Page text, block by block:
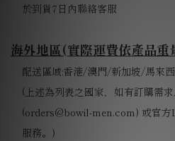
於到貨7 日內聯絡客服
海外地區(實際運費依產品重
配送區域:香港/澳門/新加坡/馬來
( 上述為列表之國家，如有訂購需
(orders@bowil-men.com) 或官
服務。 )